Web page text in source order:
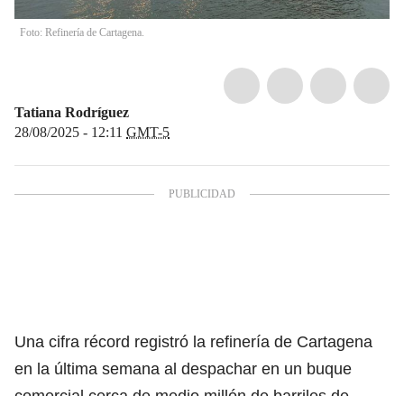
Foto: Refinería de Cartagena.
Tatiana Rodríguez
28/08/2025 - 12:11 GMT-5
Una cifra récord registró la refinería de Cartagena
en la última semana al despachar en un buque